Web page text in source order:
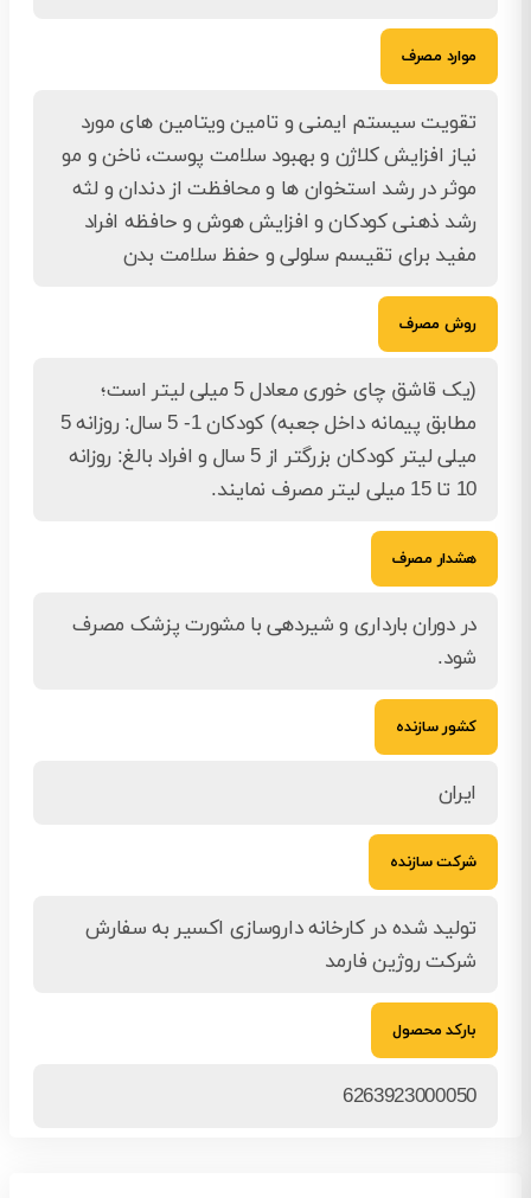
موارد مصرف
تقویت سیستم ایمنی و تامین ویتامین های مورد
نیاز افزایش کلاژن و بهبود سلامت پوست، ناخن و مو
موثر در رشد استخوان ها و محافظت از دندان و لثه
رشد ذهنی کودکان و افزایش هوش و حافظه افراد
مفید برای تقیسم سلولی و حفظ سلامت بدن
روش مصرف
(یک قاشق چای‌ خوری معادل 5 میلی لیتر است؛
مطابق پیمانه داخل جعبه) کودکان 1- 5 سال: روزانه 5
میلی لیتر کودکان بزرگتر از 5 سال و افراد بالغ: روزانه
10 تا 15 میلی لیتر مصرف نمایند.
هشدار مصرف
در دوران بارداری و شیردهی با مشورت پزشک مصرف
شود.
کشور سازنده
ایران
شرکت سازنده
تولید شده در کارخانه داروسازی اکسیر به سفارش
شرکت روژین فارمد
بارکد محصول
6263923000050